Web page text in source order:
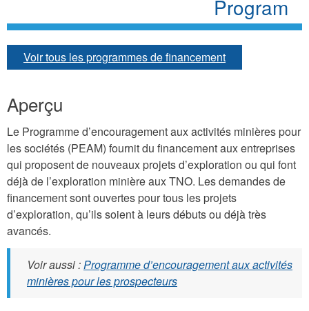
Program
Voir tous les programmes de financement
Aperçu
Le Programme d’encouragement aux activités minières pour
les sociétés (PEAM) fournit du financement aux entreprises
qui proposent de nouveaux projets d’exploration ou qui font
déjà de l’exploration minière aux TNO. Les demandes de
financement sont ouvertes pour tous les projets
d’exploration, qu’ils soient à leurs débuts ou déjà très
avancés.
Voir aussi :Programme d’encouragement aux activités
minières pour les prospecteurs